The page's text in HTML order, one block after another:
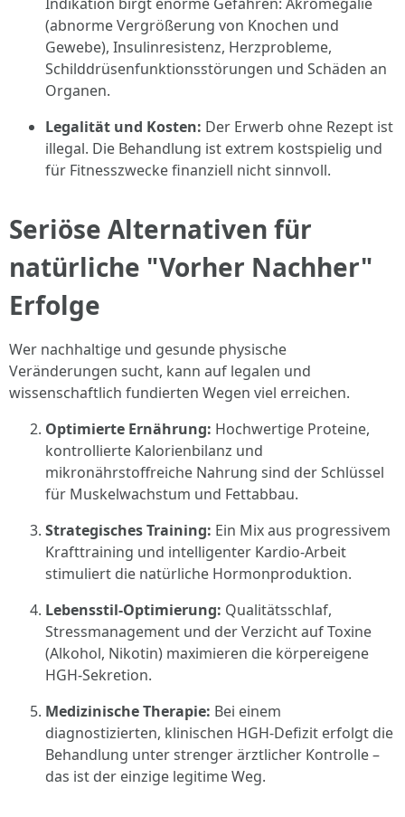
(abnorme Vergrößerung von Knochen und
Gewebe), Insulinresistenz, Herzprobleme,
Schilddrüsenfunktionsstörungen und Schäden an
Organen.
Legalität und Kosten: Der Erwerb ohne Rezept ist
illegal. Die Behandlung ist extrem kostspielig und
für Fitnesszwecke finanziell nicht sinnvoll.
Seriöse Alternativen für
natürliche "Vorher Nachher"
Erfolge
Wer nachhaltige und gesunde physische
Veränderungen sucht, kann auf legalen und
wissenschaftlich fundierten Wegen viel erreichen.
Optimierte Ernährung: Hochwertige Proteine,
kontrollierte Kalorienbilanz und
mikronährstoffreiche Nahrung sind der Schlüssel
für Muskelwachstum und Fettabbau.
Strategisches Training: Ein Mix aus progressivem
Krafttraining und intelligenter Kardio-Arbeit
stimuliert die natürliche Hormonproduktion.
Lebensstil-Optimierung: Qualitätsschlaf,
Stressmanagement und der Verzicht auf Toxine
(Alkohol, Nikotin) maximieren die körpereigene
HGH-Sekretion.
Medizinische Therapie: Bei einem
diagnostizierten, klinischen HGH-Defizit erfolgt die
Behandlung unter strenger ärztlicher Kontrolle –
das ist der einzige legitime Weg.